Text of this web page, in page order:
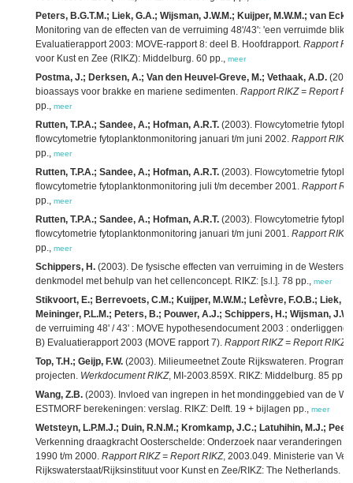
Peters, B.G.T.M.; Liek, G.A.; Wijsman, J.W.M.; Kuijper, M.W.M.; van Eck,
Monitoring van de effecten van de verruiming 48'/43': 'een verruimde blik
Evaluatierapport 2003: MOVE-rapport 8: deel B. Hoofdrapport. Rapport
voor Kust en Zee (RIKZ): Middelburg. 60 pp., meer
Postma, J.; Derksen, A.; Van den Heuvel-Greve, M.; Vethaak, A.D.
bioassays voor brakke en mariene sedimenten. Rapport RIKZ = Report
pp., meer
Rutten, T.P.A.; Sandee, A.; Hofman, A.R.T. (2003). Flowcytometrie
flowcytometrie fytoplanktonmonitoring januari t/m juni 2002. Rapport RIKZ
pp., meer
Rutten, T.P.A.; Sandee, A.; Hofman, A.R.T. (2003). Flowcytometrie
flowcytometrie fytoplanktonmonitoring juli t/m december 2001. Rapport
pp., meer
Rutten, T.P.A.; Sandee, A.; Hofman, A.R.T. (2003). Flowcytometrie
flowcytometrie fytoplanktonmonitoring januari t/m juni 2001. Rapport RIKZ
pp., meer
Schippers, H. (2003). De fysische effecten van verruiming in de
denkmodel met behulp van het cellenconcept. RIKZ: [s.l.]. 78 pp., meer
Stikvoort, E.; Berrevoets, C.M.; Kuijper, M.W.M.; Lefèvre, F.O.B.; Liek,
Meininger, P.L.M.; Peters, B.; Pouwer, A.J.; Schippers, H.; Wijsman,
de verruiming 48' / 43' : MOVE hypothesendocument 2003 :
B) Evaluatierapport 2003 (MOVE rapport 7). Rapport RIKZ = Report RIKZ
Top, T.H.; Geijp, F.W. (2003). Milieumeetnet Zoute Rijkswateren.
projecten. Werkdocument RIKZ, MI-2003.859X. RIKZ: Middelburg. 85 pp.,
Wang, Z.B. (2003). Invloed van ingrepen in het mondinggebied van de
ESTMORF berekeningen: verslag. RIKZ: Delft. 19 + bijlagen pp., meer
Wetsteyn, L.P.M.J.; Duin, R.N.M.; Kromkamp, J.C.; Latuhihin, M.J.;
Verkenning draagkracht Oosterschelde: Onderzoek naar veranderingen
1990 t/m 2000. Rapport RIKZ = Report RIKZ, 2003.049. Ministerie van
Rijkswaterstaat/Rijksinstituut voor Kunst en Zee/RIKZ: The Netherlands.